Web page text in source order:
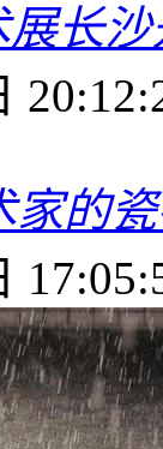
长
家的